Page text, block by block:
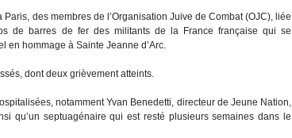
des membres de l’Organisation Juive de Combat (OJC), liée
de barres de fer des militants de la France française qui se
en hommage à Sainte Jeanne d’Arc.
dont deux grièvement atteints.
notamment Yvan Benedetti, directeur de Jeune Nation,
qu’un septuagénaire qui est resté plusieurs semaines dans le